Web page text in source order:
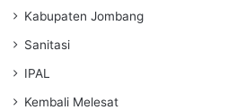
Kabupaten Jombang
Sanitasi
IPAL
Kembali Melesat